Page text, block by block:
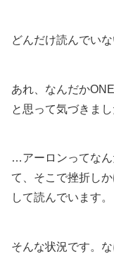
どんだけ読んでい
あれ、なんだか
と思って気づきまし
…アーロンってなん
て、そこで挫折し
して読んでいます。
そんな状況です。